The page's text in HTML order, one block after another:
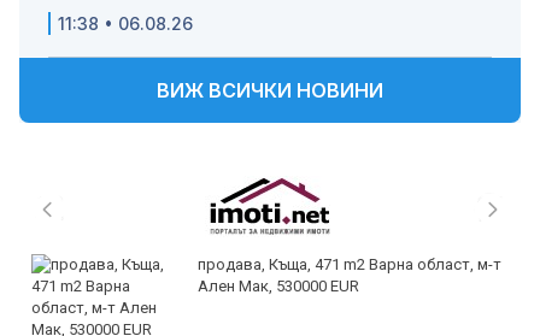
11:38 • 06.08.26
ВИЖ ВСИЧКИ НОВИНИ
продава, Къща, 471 m2 Варна област, м-т
Ален Мак, 530000 EUR